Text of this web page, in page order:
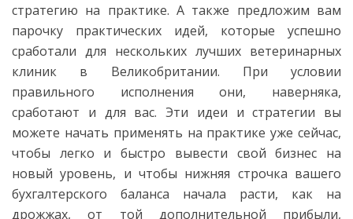
стратегию на практике. А также предложим вам
парочку практических идей, которые успешно
сработали для нескольких лучших ветеринарных
клиник в Великобритании. При условии
правильного исполнения они, наверняка,
сработают и для вас. Эти идеи и стратегии вы
можете начать применять на практике уже сейчас,
чтобы легко и быстро вывести свой бизнес на
новый уровень, и чтобы нижняя строчка вашего
бухгалтерского баланса начала расти, как на
дрожжах, от той дополнительной прибыли,